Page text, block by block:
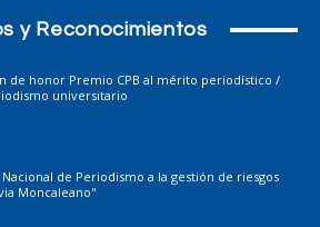
y Reconocimientos
de honor Premio CPB al mérito periodístico /
universitario
de Periodismo a la gestión de riesgos
Moncaleano"